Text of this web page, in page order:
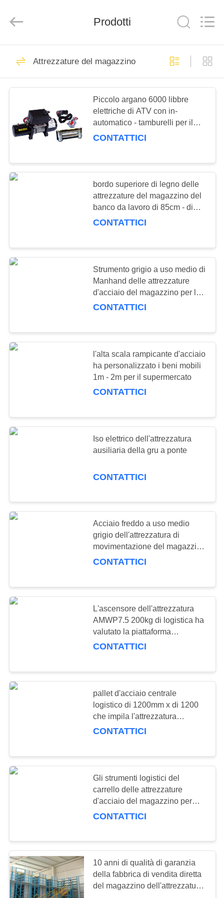
HOME
PRODUCTS
ABOUT
US
FACTORY
TOUR
CONTACT
MAPPA
PRIVACY
POLICY
Market.
Developed
Racking resistente
del pallet
racking del pallet
selettiva
78
racking lungo della
58
scaffale a uso
medio
scaffalatura leggera
Palettizzazione
Banchi da lavoro
57
cassetta degli
attrezzi
55
Prodotti
Attrezzature del magazzino
Piccolo argano 6000 libbre
elettriche di ATV con in-
automatico - tamburelli per il
magazzino
CONTATTICI
bordo superiore di legno delle
attrezzature del magazzino del
banco da lavoro di 85cm - di
75cm per la linea del lavoro
CONTATTICI
Strumento grigio a uso medio di
Manhand delle attrezzature
d'acciaio del magazzino per la
logistica
CONTATTICI
l'alta scala rampicante d'acciaio
ha personalizzato i beni mobili
1m - 2m per il supermercato
CONTATTICI
Iso elettrico dell'attrezzatura
ausiliaria della gru a ponte
CONTATTICI
Acciaio freddo a uso medio
grigio dell'attrezzatura di
movimentazione del magazzino
del carrello con la ruota
CONTATTICI
L'ascensore dell'attrezzatura
AMWP7.5 200kg di logistica ha
valutato la piattaforma
dell'ascensore idraulico della
CONTATTICI
pallet d'acciaio centrale
logistico di 1200mm x di 1200
che impila l'attrezzatura
galvanizzata del magazzino
CONTATTICI
Gli strumenti logistici del
carrello delle attrezzature
d'acciaio del magazzino per
stoccaggio industriale
CONTATTICI
10 anni di qualità di garanzia
della fabbrica di vendita diretta
del magazzino dell'attrezzatura